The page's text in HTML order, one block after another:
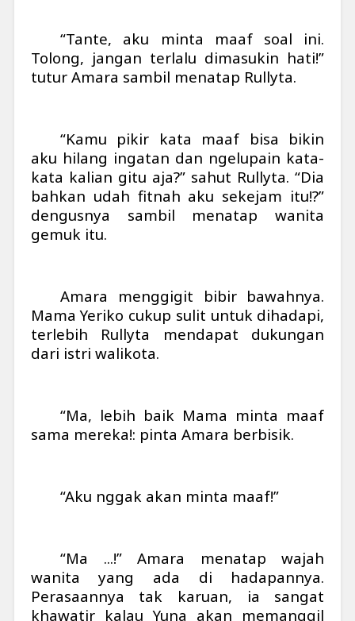
“Tante, aku minta maaf soal ini.
Tolong, jangan terlalu dimasukin hati!”
tutur Amara sambil menatap Rullyta.
“Kamu pikir kata maaf bisa bikin
aku hilang ingatan dan ngelupain kata-
kata kalian gitu aja?” sahut Rullyta. “Dia
bahkan udah fitnah aku sekejam itu!?”
dengusnya sambil menatap wanita
gemuk itu.
Amara menggigit bibir bawahnya.
Mama Yeriko cukup sulit untuk dihadapi,
terlebih Rullyta mendapat dukungan
dari istri walikota.
“Ma, lebih baik Mama minta maaf
sama mereka!: pinta Amara berbisik.
“Aku nggak akan minta maaf!”
“Ma ...!” Amara menatap wajah
wanita yang ada di hadapannya.
Perasaannya tak karuan, ia sangat
khawatir kalau Yuna akan memanggil